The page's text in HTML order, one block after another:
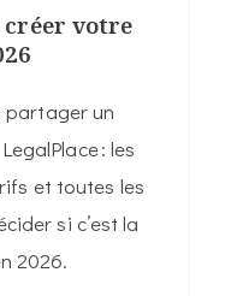
créer votre
partager un
: les
et toutes les
si c’est la
2026.